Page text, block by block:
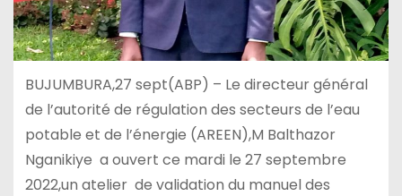
BUJUMBURA,27 sept(ABP) – Le directeur général
de l’autorité de régulation des secteurs de l’eau
potable et de l’énergie (AREEN),M Balthazor
Nganikiye a ouvert ce mardi le 27 septembre
2022,un atelier de validation du manuel des